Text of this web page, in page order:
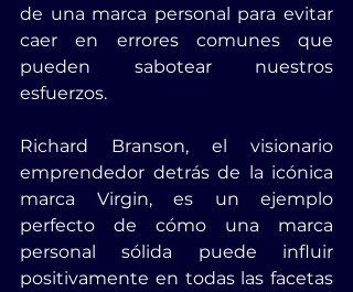
de una marca personal para evitar
caer en errores comunes que
pueden sabotear nuestros
esfuerzos.
Richard Branson, el visionario
emprendedor detrás de la icónica
marca Virgin, es un ejemplo
perfecto de cómo una marca
personal sólida puede influir
positivamente en todas las facetas